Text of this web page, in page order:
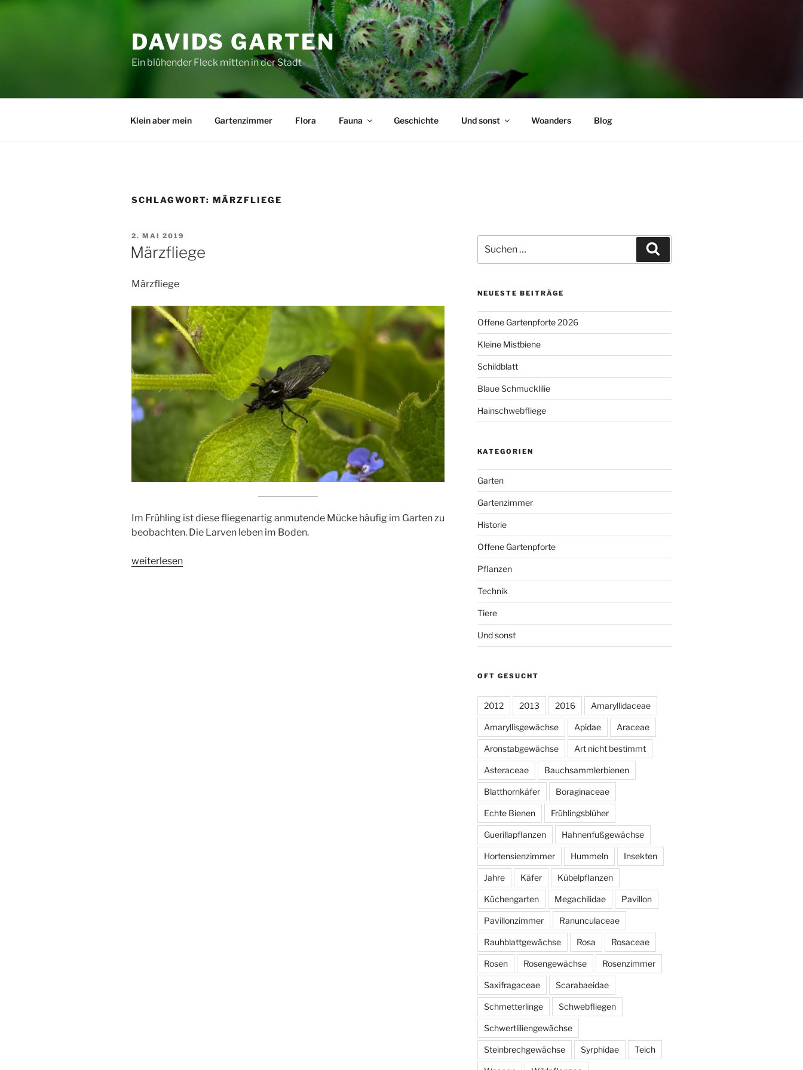
DAVIDS GARTEN
Ein blühender Fleck mitten in der Stadt
Klein aber mein Gartenzimmer Flora Fauna Geschichte Und sonst Woanders Blog
SCHLAGWORT: MÄRZFLIEGE
VERÖFFENTLICHT
AM
2. MAI 2019
Märzfliege
Märzfliege
Im Frühling ist diese fliegenartig anmutende Mücke häufig im Garten zu
beobachten. Die Larven leben im Boden.
„Märzfliege“
weiterlesen
nach:
NEUESTE BEITRÄGE
Offene Gartenpforte 2026
Kleine Mistbiene
Schildblatt
Blaue Schmucklilie
Hainschwebfliege
KATEGORIEN
Garten
Gartenzimmer
Historie
Offene Gartenpforte
Pflanzen
Technik
Tiere
Und sonst
OFT GESUCHT
2012 2013 2016 Amaryllidaceae
Amaryllisgewächse Apidae Araceae
Aronstabgewächse Art nicht bestimmt
Asteraceae Bauchsammlerbienen
Blatthornkäfer Boraginaceae
Echte Bienen Frühlingsblüher
Guerillapflanzen Hahnenfußgewächse
Hortensienzimmer Hummeln Insekten
Jahre Käfer Kübelpflanzen
Küchengarten Megachilidae Pavillon
Pavillonzimmer Ranunculaceae
Rauhblattgewächse Rosa Rosaceae
Rosen Rosengewächse Rosenzimmer
Saxifragaceae Scarabaeidae
Schmetterlinge Schwebfliegen
Schwertliliengewächse
Steinbrechgewächse Syrphidae Teich